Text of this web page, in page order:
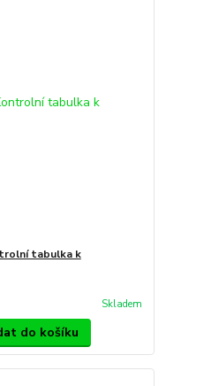
tabulka k
Skladem
do košíku